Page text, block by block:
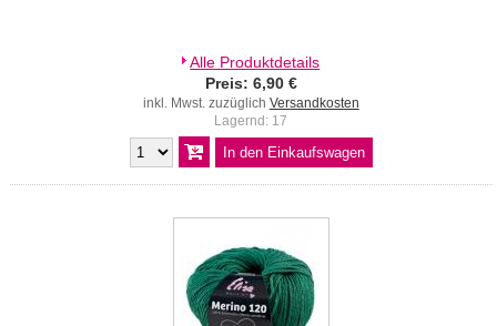
Alle Produktdetails
Preis: 6,90 €
inkl. Mwst. zuzüglich Versandkosten
Lagernd: 17